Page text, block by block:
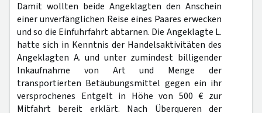
Damit wollten beide Angeklagten den Anschein
einer unverfänglichen Reise eines Paares erwecken
und so die Einfuhrfahrt abtarnen. Die Angeklagte L.
hatte sich in Kenntnis der Handelsaktivitäten des
Angeklagten A. und unter zumindest billigender
Inkaufnahme von Art und Menge der
transportierten Betäubungsmittel gegen ein ihr
versprochenes Entgelt in Höhe von 500 € zur
Mitfahrt bereit erklärt. Nach Überqueren der